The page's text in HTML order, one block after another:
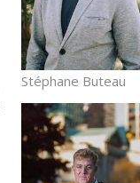
Stéphane Buteau